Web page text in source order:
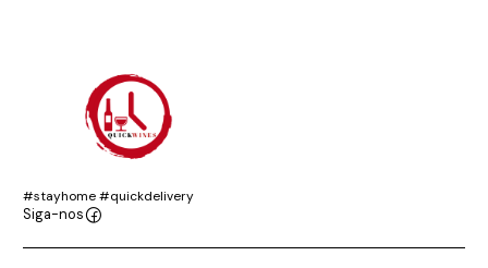
#stayhome #quickdelivery
Siga-nos